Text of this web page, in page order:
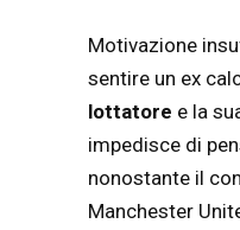
Motivazione
sentire un ex
lottatore e la
impedisce di
nonostante il
Manchester